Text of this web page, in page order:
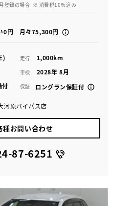
登録の場合 ※ 消費税10％込み
0円 月々75,300円
) 走行 1,000km
車検 2028年 8月
付 保証 ロングラン保証付
原バイパス店
種お問い合わせ
87-6251